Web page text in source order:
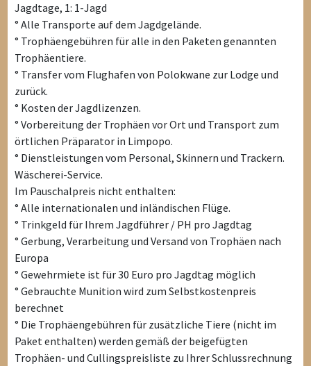
Jagdtage, 1: 1-Jagd
° Alle Transporte auf dem Jagdgelände.
° Trophäengebühren für alle in den Paketen genannten
Trophäentiere.
° Transfer vom Flughafen von Polokwane zur Lodge und
zurück.
° Kosten der Jagdlizenzen.
° Vorbereitung der Trophäen vor Ort und Transport zum
örtlichen Präparator in Limpopo.
° Dienstleistungen vom Personal, Skinnern und Trackern.
Wäscherei-Service.
Im Pauschalpreis nicht enthalten:
° Alle internationalen und inländischen Flüge.
° Trinkgeld für Ihrem Jagdführer / PH pro Jagdtag
° Gerbung, Verarbeitung und Versand von Trophäen nach
Europa
° Gewehrmiete ist für 30 Euro pro Jagdtag möglich
° Gebrauchte Munition wird zum Selbstkostenpreis
berechnet
° Die Trophäengebühren für zusätzliche Tiere (nicht im
Paket enthalten) werden gemäß der beigefügten
Trophäen- und Cullingspreisliste zu Ihrer Schlussrechnung